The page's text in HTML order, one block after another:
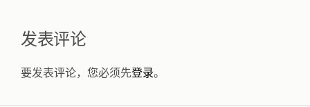
发表评论
要发表评论，您必须先登录。